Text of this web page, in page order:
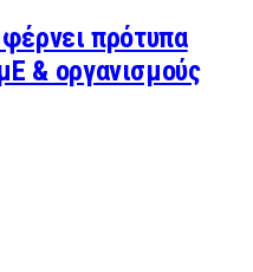
πρότυπα
& οργανισμούς